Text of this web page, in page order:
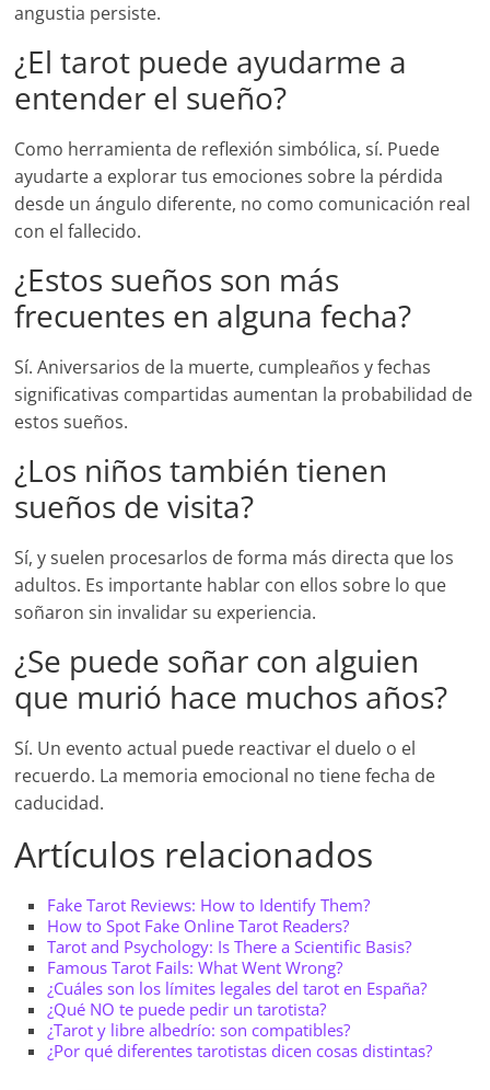
angustia persiste.
¿El tarot puede ayudarme a
entender el sueño?
Como herramienta de reflexión simbólica, sí. Puede
ayudarte a explorar tus emociones sobre la pérdida
desde un ángulo diferente, no como comunicación real
con el fallecido.
¿Estos sueños son más
frecuentes en alguna fecha?
Sí. Aniversarios de la muerte, cumpleaños y fechas
significativas compartidas aumentan la probabilidad de
estos sueños.
¿Los niños también tienen
sueños de visita?
Sí, y suelen procesarlos de forma más directa que los
adultos. Es importante hablar con ellos sobre lo que
soñaron sin invalidar su experiencia.
¿Se puede soñar con alguien
que murió hace muchos años?
Sí. Un evento actual puede reactivar el duelo o el
recuerdo. La memoria emocional no tiene fecha de
caducidad.
Artículos relacionados
Fake Tarot Reviews: How to Identify Them?
How to Spot Fake Online Tarot Readers?
Tarot and Psychology: Is There a Scientific Basis?
Famous Tarot Fails: What Went Wrong?
¿Cuáles son los límites legales del tarot en España?
¿Qué NO te puede pedir un tarotista?
¿Tarot y libre albedrío: son compatibles?
¿Por qué diferentes tarotistas dicen cosas distintas?